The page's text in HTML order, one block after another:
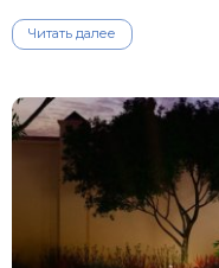
Читать далее